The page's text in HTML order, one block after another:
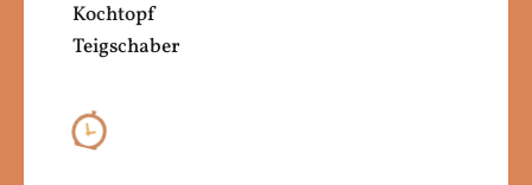
Kochtopf
Teigschaber